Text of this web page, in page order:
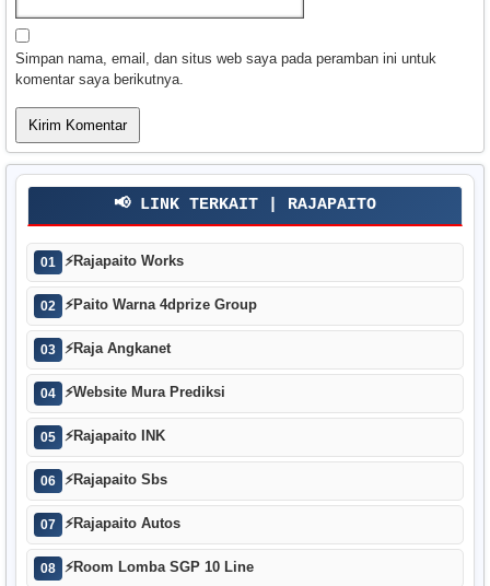
Simpan nama, email, dan situs web saya pada peramban ini untuk
komentar saya berikutnya.
📢 LINK TERKAIT | RAJAPAITO
01 ⚡Rajapaito Works
02 ⚡Paito Warna 4dprize Group
03 ⚡Raja Angkanet
04 ⚡Website Mura Prediksi
05 ⚡Rajapaito INK
06 ⚡Rajapaito Sbs
07 ⚡Rajapaito Autos
08 ⚡Room Lomba SGP 10 Line